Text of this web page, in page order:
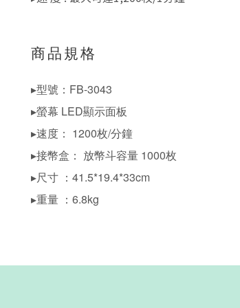
商品規格
▸型號：FB-3043
▸螢幕 LED顯示面板
▸速度： 1200枚/分鐘
▸接幣盒： 放幣斗容量 1000枚
▸尺寸 ：41.5*19.4*33cm
▸重量 ：6.8kg